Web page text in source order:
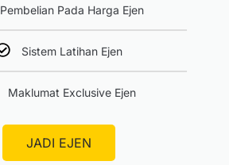
Pembelian Pada Harga Ejen
Sistem Latihan Ejen
Maklumat Exclusive Ejen
JADI EJEN